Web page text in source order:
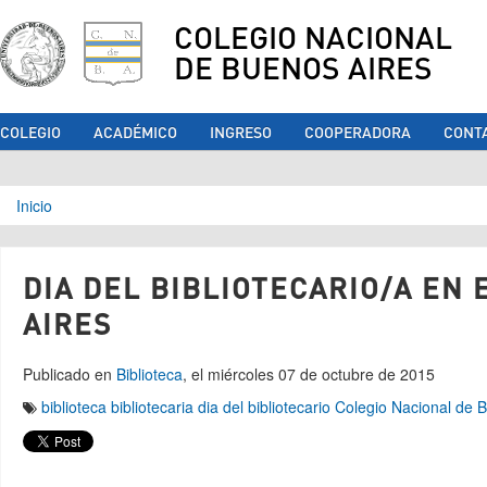
COLEGIO NACIONAL
DE BUENOS AIRES
COLEGIO ACADÉMICO INGRESO COOPERADORA
Se encuentra usted aquí
Inicio
DIA DEL BIBLIOTECARIO/A EN
AIRES
Publicado en Biblioteca, el miércoles 07 de octubre de 2015
biblioteca bibliotecaria dia del bibliotecario Colegio Nacional de